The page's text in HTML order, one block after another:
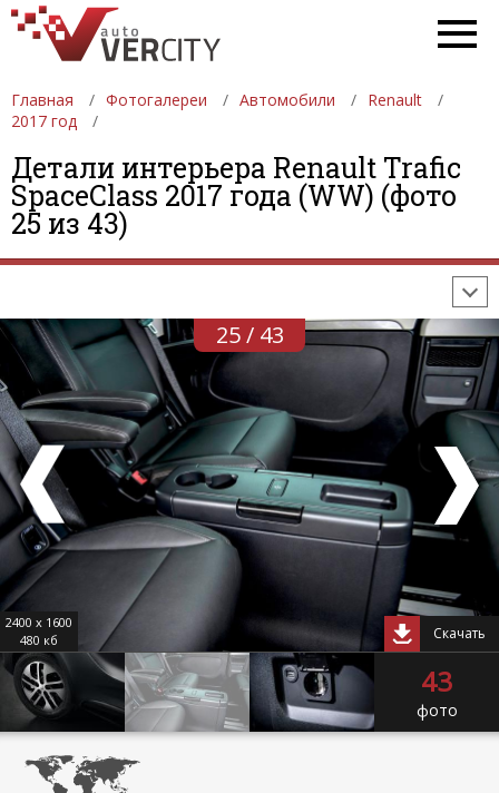
Главная Фотогалереи Автомобили
Renault
2017 год
Детали интерьера Renault Trafic
SpaceClass 2017 года (WW) (фото
25 из 43)
ФОТОГАЛЕРЕИ АВТОМОБИЛИ
ДЕВУШКИ
АВТОСАЛОНЫ
25 / 43
2400 x 1600
480 кб
Скачать
43
фото